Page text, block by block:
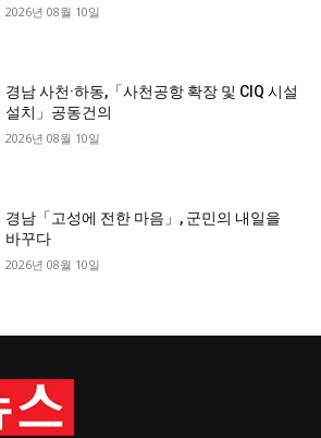
2026년 08월 10일
경남 사천·하동,「사천공항 확장 및 CIQ 시설
설치」공동건의
2026년 08월 10일
경남「고성에 전한 마음」, 군민의 내일을
바꾸다
2026년 08월 10일